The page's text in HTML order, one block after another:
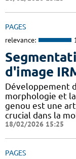
PAGES
relevance:
d'image
Développement
morphologie et
genou est une
crucial dans la
18/02/2026 15:25
PAGES